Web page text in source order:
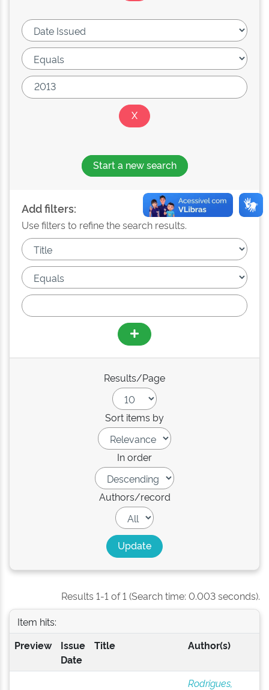
Start a new search
Add filters:
Use filters to refine the search results.
Results/Page
Sort items by
In order
Authors/record
Results 1-1 of 1 (Search time: 0.003 seconds).
Item hits:
Preview
Issue
Date
Title Author(s)
Rodrigues,